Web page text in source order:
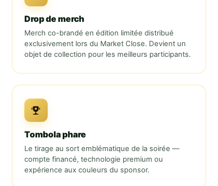
Drop de merch
Merch co-brandé en édition limitée distribué
exclusivement lors du Market Close. Devient un
objet de collection pour les meilleurs participants.
Tombola phare
Le tirage au sort emblématique de la soirée —
compte financé, technologie premium ou
expérience aux couleurs du sponsor.